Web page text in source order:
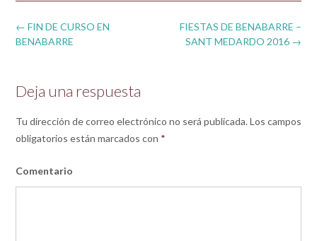
Post
navigation
FIESTAS DE BENABARRE –
SANT MEDARDO 2016 →
← FIN DE CURSO EN
BENABARRE
Deja una respuesta
Tu dirección de correo electrónico no será publicada. Los campos
obligatorios están marcados con *
Comentario